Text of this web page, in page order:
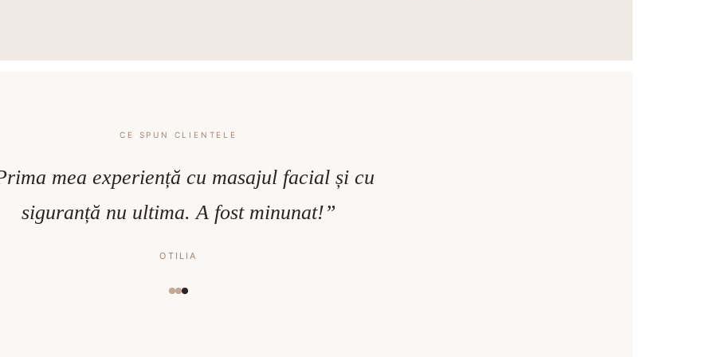
CE SPUN CLIENTELE
spațiu frumos, relaxant cu personal pregătit și
Fetele mereu amabile și drăguțe. Revin cu
drag.”
MONICA A.